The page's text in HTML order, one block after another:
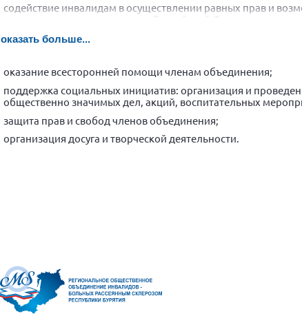
содействие инвалидам в осуществлении равных прав и
социальной зрелости.
больше...
оказание всесторонней помощи членам объединения;
поддержка социальных инициатив: организация и
общественно значимых дел, акций, воспитательных
защита прав и свобод членов объединения;
организация досуга и творческой деятельности.